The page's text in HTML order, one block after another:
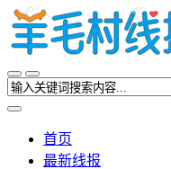
首页
最新线报